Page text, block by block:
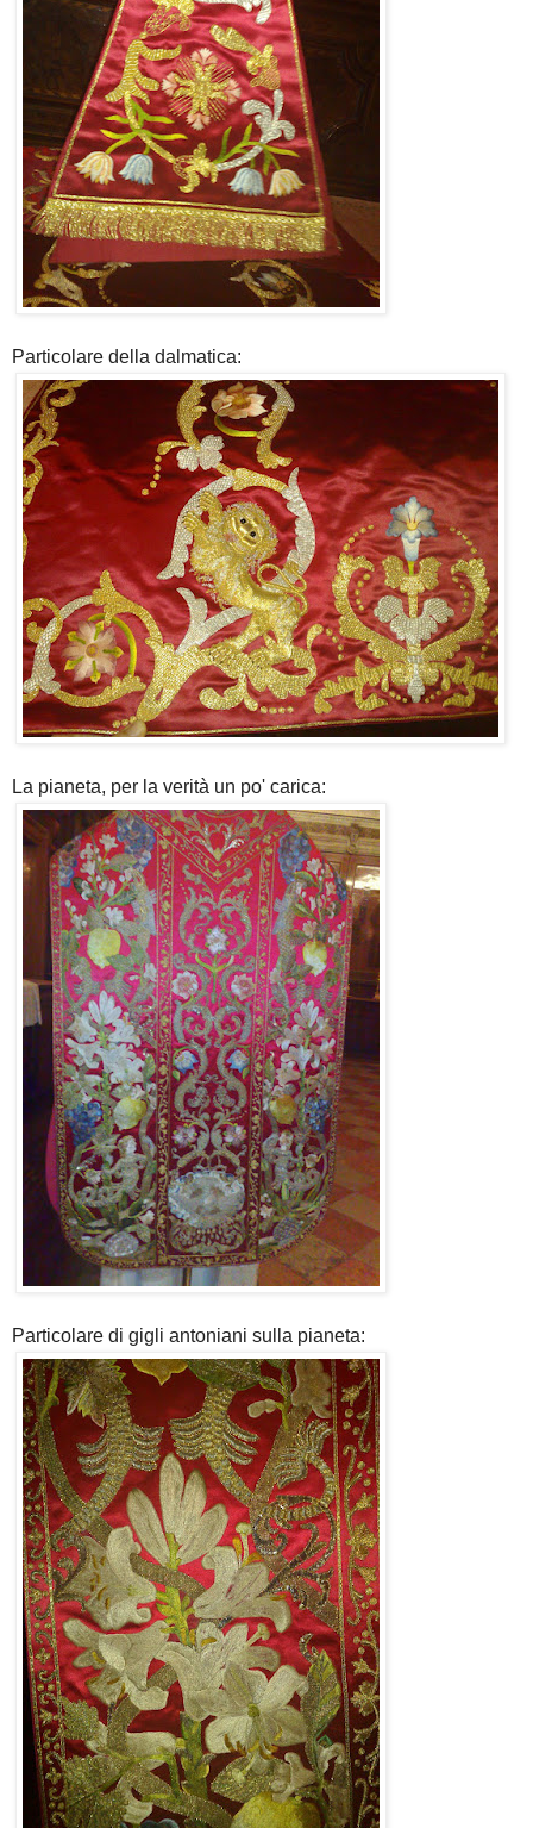
Particolare della dalmatica:
La pianeta, per la verità un po' carica:
Particolare di gigli antoniani sulla pianeta: